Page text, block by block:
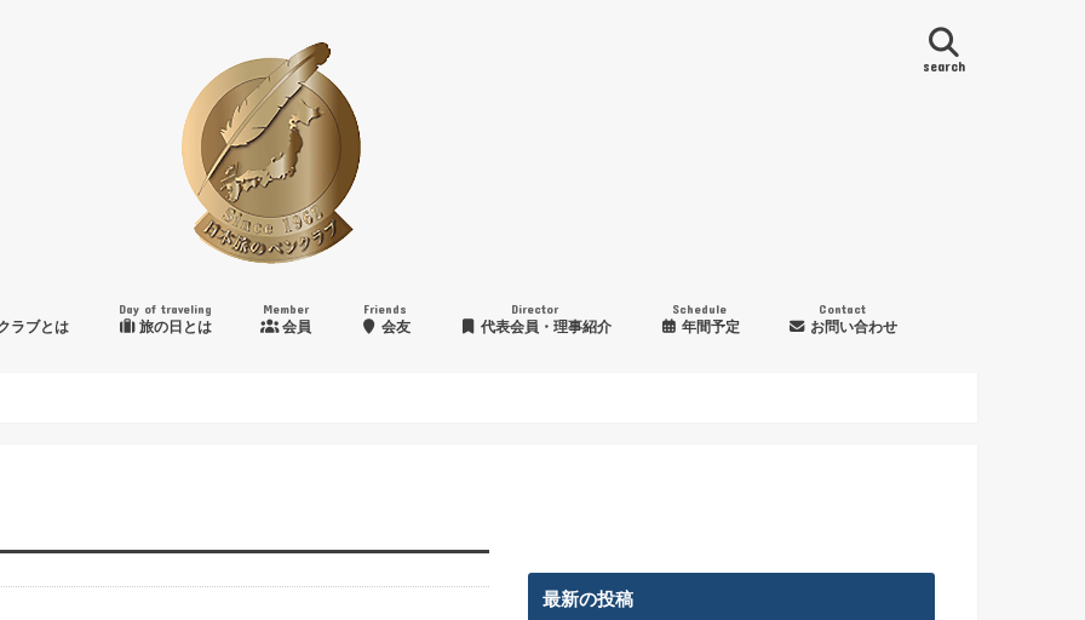
search
ラブとは
Day of traveling
旅の日とは
Member
会員
Friends
会友
Director
代表会員・理事紹介
Schedule
年間予定
Contact
お問い合わせ
最新の投稿